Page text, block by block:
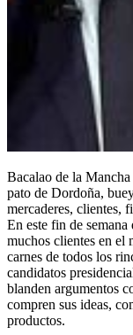
Bacalao de la
pato de Dordoña,
mercaderes, clientes,
En este fin de
muchos clientes en el
carnes de todos los
candidatos
blanden argumentos
compren sus ideas,
productos.